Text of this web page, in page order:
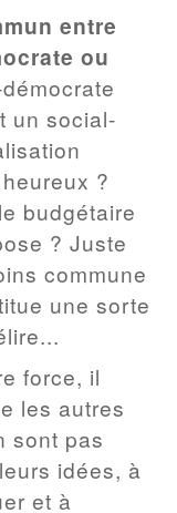
entre
ou
un social-
?
budgétaire
? Juste
commune
une sorte
force, il
les autres
sont pas
idées, à
et à